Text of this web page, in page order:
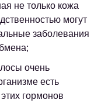
не только кожа
могут
заболевания
очень
есть
гормонов